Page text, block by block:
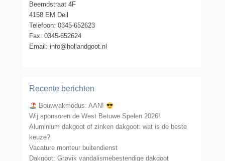
Beemdstraat 4F
4158 EM Deil
Telefoon: 0345-652623
Fax: 0345-652624
Email: info@hollandgoot.nl
Recente berichten
Bouwvakmodus: AAN!
Wij sponsoren de West Betuwe Spelen 2026!
Aluminium dakgoot of zinken dakgoot: wat is de beste
keuze?
Vacature monteur buitendienst
Dakgoot: Grøvik vandalismebestendige dakgoot